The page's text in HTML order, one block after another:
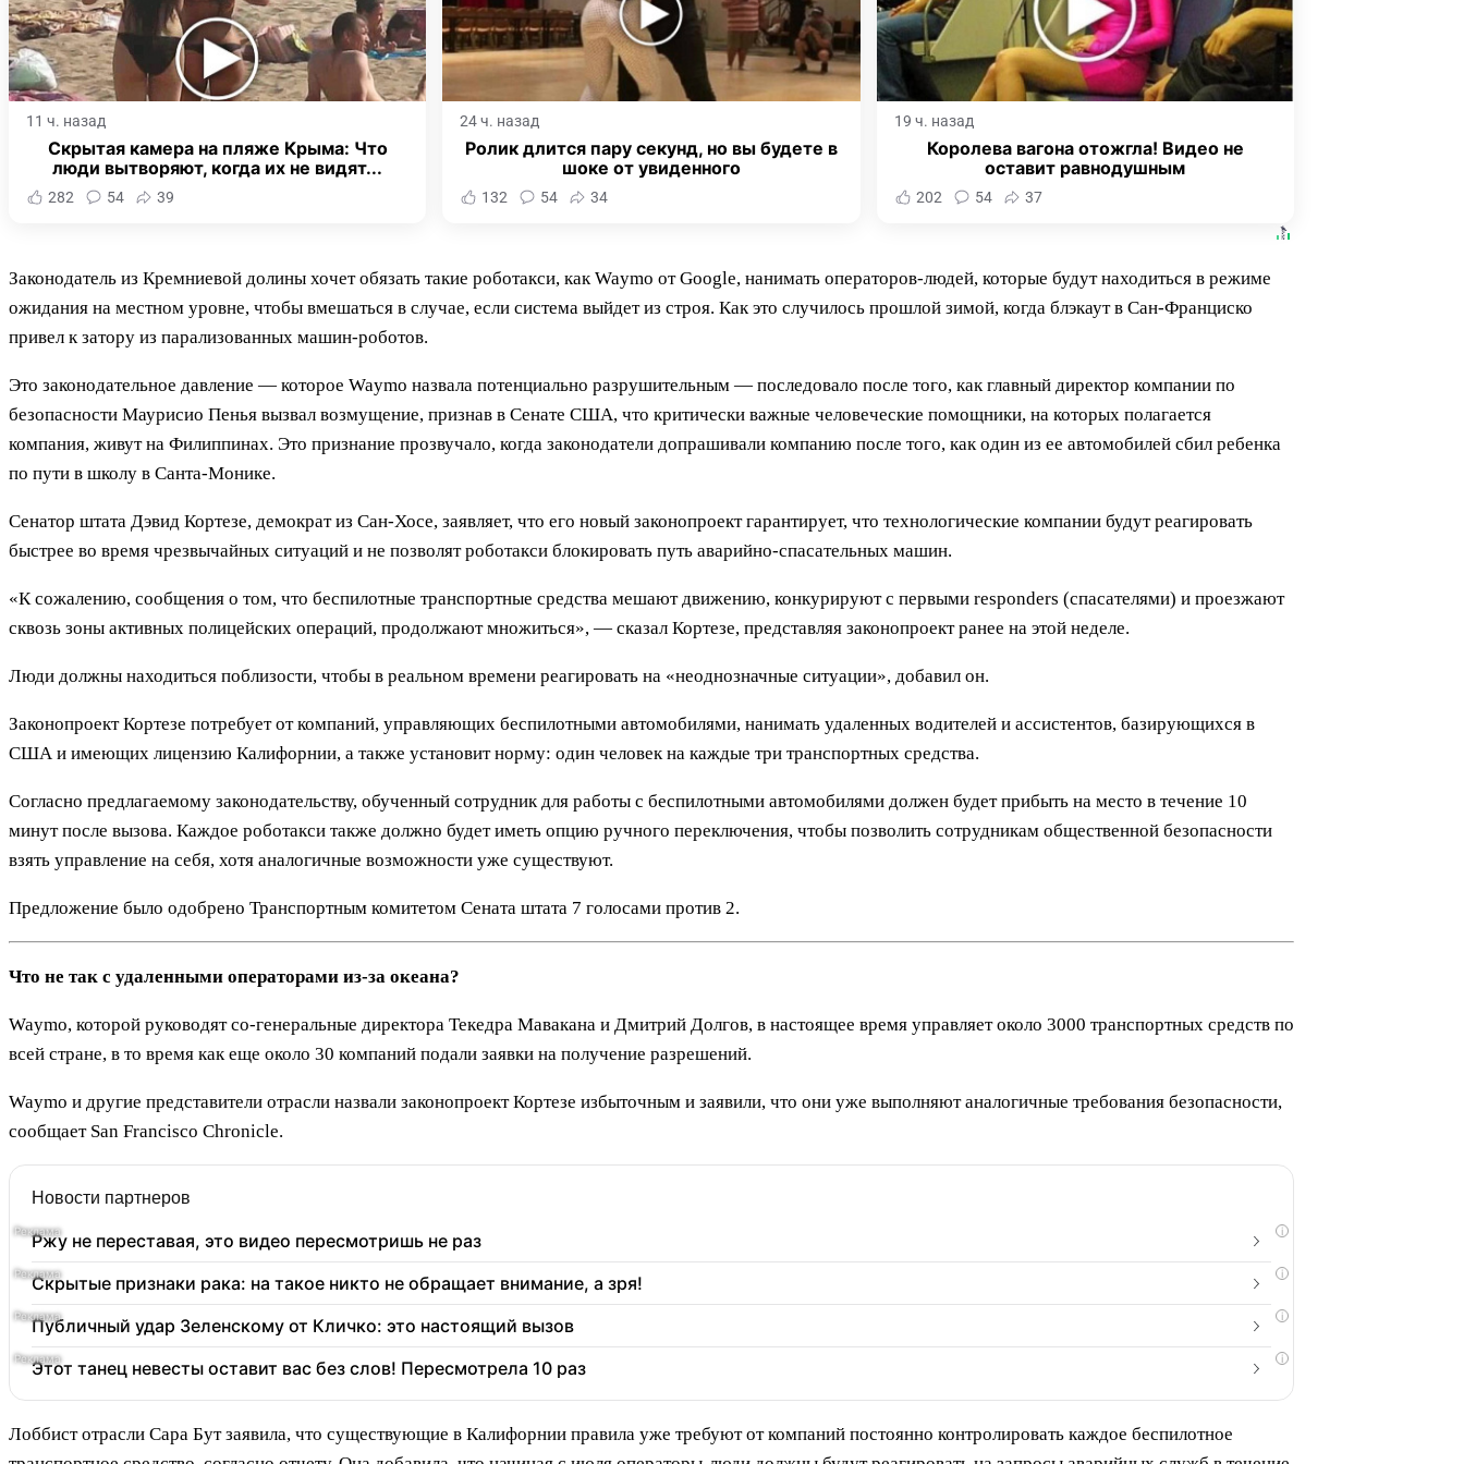
11 ч. назад
Скрытая камера на пляже Крыма: Что
люди вытворяют, когда их не видят...
282 54 39
24 ч. назад
Ролик длится пару секунд, но вы будете в
шоке от увиденного
132 54 34
19 ч. назад
Королева вагона отожгла! Видео не
оставит равнодушным
202 54 37
Законодатель из Кремниевой долины хочет обязать такие роботакси, как Waymo от Google, нанимать операторов-людей, которые будут находиться в режиме
ожидания на местном уровне, чтобы вмешаться в случае, если система выйдет из строя. Как это случилось прошлой зимой, когда блэкаут в Сан-Франциско
привел к затору из парализованных машин-роботов.
Это законодательное давление — которое Waymo назвала потенциально разрушительным — последовало после того, как главный директор компании по
безопасности Маурисио Пенья вызвал возмущение, признав в Сенате США, что критически важные человеческие помощники, на которых полагается
компания, живут на Филиппинах. Это признание прозвучало, когда законодатели допрашивали компанию после того, как один из ее автомобилей сбил ребенка
по пути в школу в Санта-Монике.
Сенатор штата Дэвид Кортезе, демократ из Сан-Хосе, заявляет, что его новый законопроект гарантирует, что технологические компании будут реагировать
быстрее во время чрезвычайных ситуаций и не позволят роботакси блокировать путь аварийно-спасательных машин.
«К сожалению, сообщения о том, что беспилотные транспортные средства мешают движению, конкурируют с первыми responders (спасателями) и проезжают
сквозь зоны активных полицейских операций, продолжают множиться», — сказал Кортезе, представляя законопроект ранее на этой неделе.
Люди должны находиться поблизости, чтобы в реальном времени реагировать на «неоднозначные ситуации», добавил он.
Законопроект Кортезе потребует от компаний, управляющих беспилотными автомобилями, нанимать удаленных водителей и ассистентов, базирующихся в
США и имеющих лицензию Калифорнии, а также установит норму: один человек на каждые три транспортных средства.
Согласно предлагаемому законодательству, обученный сотрудник для работы с беспилотными автомобилями должен будет прибыть на место в течение 10
минут после вызова. Каждое роботакси также должно будет иметь опцию ручного переключения, чтобы позволить сотрудникам общественной безопасности
взять управление на себя, хотя аналогичные возможности уже существуют.
Предложение было одобрено Транспортным комитетом Сената штата 7 голосами против 2.
Что не так с удаленными операторами из-за океана?
Waymo, которой руководят со-генеральные директора Текедра Мавакана и Дмитрий Долгов, в настоящее время управляет около 3000 транспортных средств по
всей стране, в то время как еще около 30 компаний подали заявки на получение разрешений.
Waymo и другие представители отрасли назвали законопроект Кортезе избыточным и заявили, что они уже выполняют аналогичные требования безопасности,
сообщает San Francisco Chronicle.
Новости партнеров
i
Ржу не переставая, это видео пересмотришь не раз
i
Скрытые признаки рака: на такое никто не обращает внимание, а зря!
i
Публичный удар Зеленскому от Кличко: это настоящий вызов
i
Этот танец невесты оставит вас без слов! Пересмотрела 10 раз
Лоббист отрасли Сара Бут заявила, что существующие в Калифорнии правила уже требуют от компаний постоянно контролировать каждое беспилотное